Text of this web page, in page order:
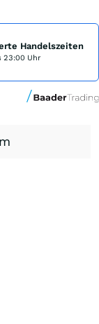
Handelszeiten
23:00 Uhr